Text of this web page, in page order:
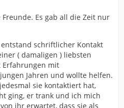
Es gab all die Zeit nur
schriftlicher Kontakt
( damaligen ) liebsten
Erfahrungen mit
Jahren und wollte helfen.
sie kontaktiert hat,
ging, er trank und ich mich
ihr erwartet, dass sie als